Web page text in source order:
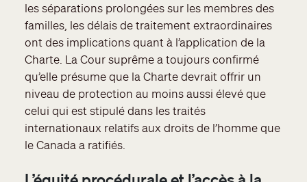
les séparations prolongées sur les membres des
familles, les délais de traitement extraordinaires
ont des implications quant à l’application de la
Charte. La Cour suprême a toujours confirmé
qu’elle présume que la Charte devrait offrir un
niveau de protection au moins aussi élevé que
celui qui est stipulé dans les traités
internationaux relatifs aux droits de l’homme que
le Canada a ratifiés.